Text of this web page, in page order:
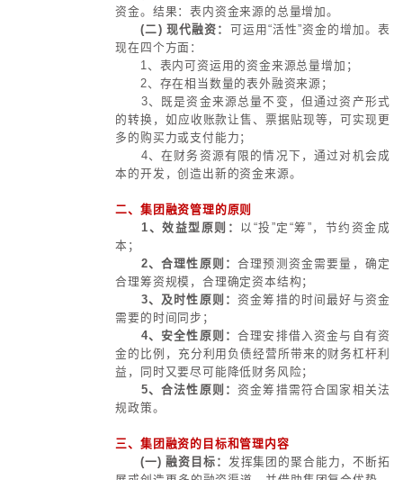
财务管理，银行、证券、创投、资管
强强联手，打造金融服务专业买手
(五) 资本运作的第五层面：产
助产，以产促融，市值经营。
1、总部—分公司产融结合：
（如现金流、信贷）创新、优化内部
营销、服务及投资等价值环节，强调
效应去改造价值链。如国美利用账期
2、母子公司产融结合：
机构，或协同集团各板块金融资产与
组合，发挥千手观音效应，体现产融
循环、周期特性，最大化的进行三链
链、供应链、产业链）。
3、供应链产融结合：
应，多层级价值集成，进行平台整合
行，引入外部金融资本，协助供应链
4、产业链产融结合：通过建立
权上的紧密的联系(控股)控制产业链
团模式，产业链为金融行业。实现金
资产的利用，分享金融控股的收益。